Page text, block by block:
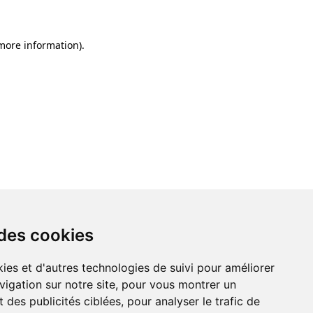
cookies
et d'autres technologies de suivi pour améliorer
sur notre site, pour vous montrer un
des publicités ciblées, pour analyser le trafic de
information).